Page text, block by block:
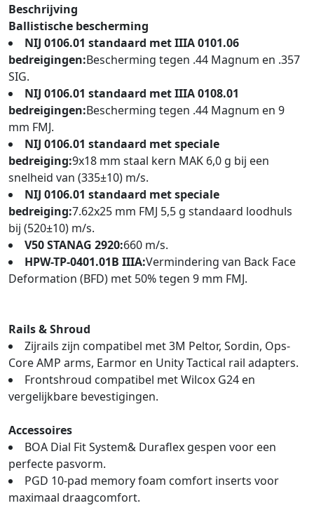
Beschrijving
Ballistische bescherming
NIJ 0106.01 standaard met IIIA 0101.06
bedreigingen:Bescherming tegen .44 Magnum en .357
SIG.
NIJ 0106.01 standaard met IIIA 0108.01
bedreigingen:Bescherming tegen .44 Magnum en 9
mm FMJ.
NIJ 0106.01 standaard met speciale
bedreiging:9x18 mm staal kern MAK 6,0 g bij een
snelheid van (335±10) m/s.
NIJ 0106.01 standaard met speciale
bedreiging:7.62x25 mm FMJ 5,5 g standaard loodhuls
bij (520±10) m/s.
V50 STANAG 2920:660 m/s.
HPW-TP-0401.01B IIIA:Vermindering van Back Face
Deformation (BFD) met 50% tegen 9 mm FMJ.
Rails & Shroud
Zijrails zijn compatibel met 3M Peltor, Sordin, Ops-
Core AMP arms, Earmor en Unity Tactical rail adapters.
Frontshroud compatibel met Wilcox G24 en
vergelijkbare bevestigingen.
Accessoires
BOA Dial Fit System& Duraflex gespen voor een
perfecte pasvorm.
PGD 10-pad memory foam comfort inserts voor
maximaal draagcomfort.